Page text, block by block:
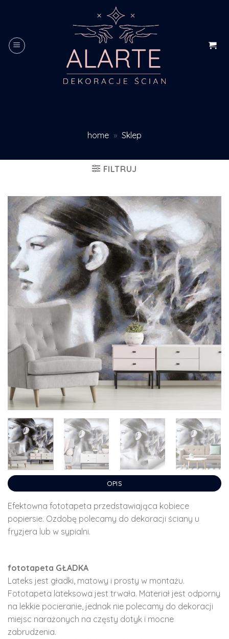
home » Sklep
FILTRUJ
OPIS
Efektowna fototapeta przedstawiająca kobiece
popiersie. Ozdobę polecamy do dekoracji ściany u
fryzjera lub w sypialni.
fototapeta GŁADKA
Lateks jest gładki, matowy i prosty w montażu.
Fototapeta lateksowa jest trwała. Materiał jest odporny
na lekkie pocieranie, jednak nie polecamy do dekoracji
miejsc narażonych na częsty dotyk i mocne
zabrudzenia.